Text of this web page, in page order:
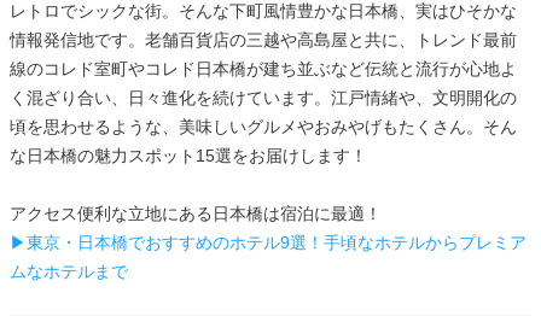
レトロでシックな街。そんな下町風情豊かな日本橋、実はひそかな
情報発信地です。老舗百貨店の三越や高島屋と共に、トレンド最前
線のコレド室町やコレド日本橋が建ち並ぶなど伝統と流行が心地よ
く混ざり合い、日々進化を続けています。江戸情緒や、文明開化の
頃を思わせるような、美味しいグルメやおみやげもたくさん。そん
な日本橋の魅力スポット15選をお届けします！
アクセス便利な立地にある日本橋は宿泊に最適！
▶東京・日本橋でおすすめのホテル9選！手頃なホテルからプレミア
ムなホテルまで